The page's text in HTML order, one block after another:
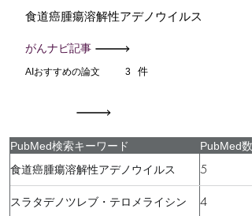
食道癌腫瘍溶解性アデノウイルス
がんナビ記事
AIおすすめの論文 3 件
PubMed検索キーワード
PubMed数
食道癌腫瘍溶解性アデノウイルス
5
スラタデノツレブ・テロメライシン 4